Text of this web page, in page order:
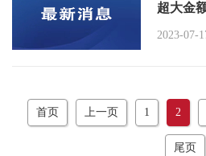
超大金
变换转
2023-07-
首页 上一页 1 2
尾页